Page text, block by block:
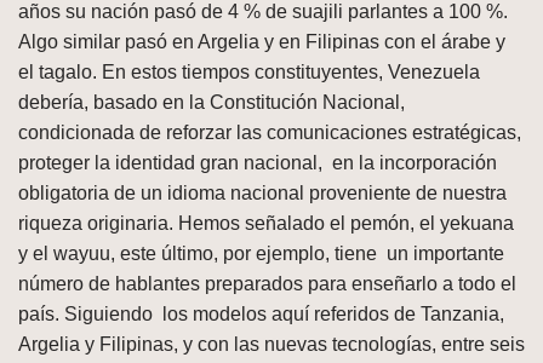
años su nación pasó de 4 % de suajili parlantes a 100 %.
Algo similar pasó en Argelia y en Filipinas con el árabe y
el tagalo. En estos tiempos constituyentes, Venezuela
debería, basado en la Constitución Nacional,
condicionada de reforzar las comunicaciones estratégicas,
proteger la identidad gran nacional, en la incorporación
obligatoria de un idioma nacional proveniente de nuestra
riqueza originaria. Hemos señalado el pemón, el yekuana
y el wayuu, este último, por ejemplo, tiene un importante
número de hablantes preparados para enseñarlo a todo el
país. Siguiendo los modelos aquí referidos de Tanzania,
Argelia y Filipinas, y con las nuevas tecnologías, entre seis